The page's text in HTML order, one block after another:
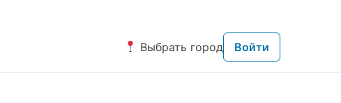
Выбрать город Войти